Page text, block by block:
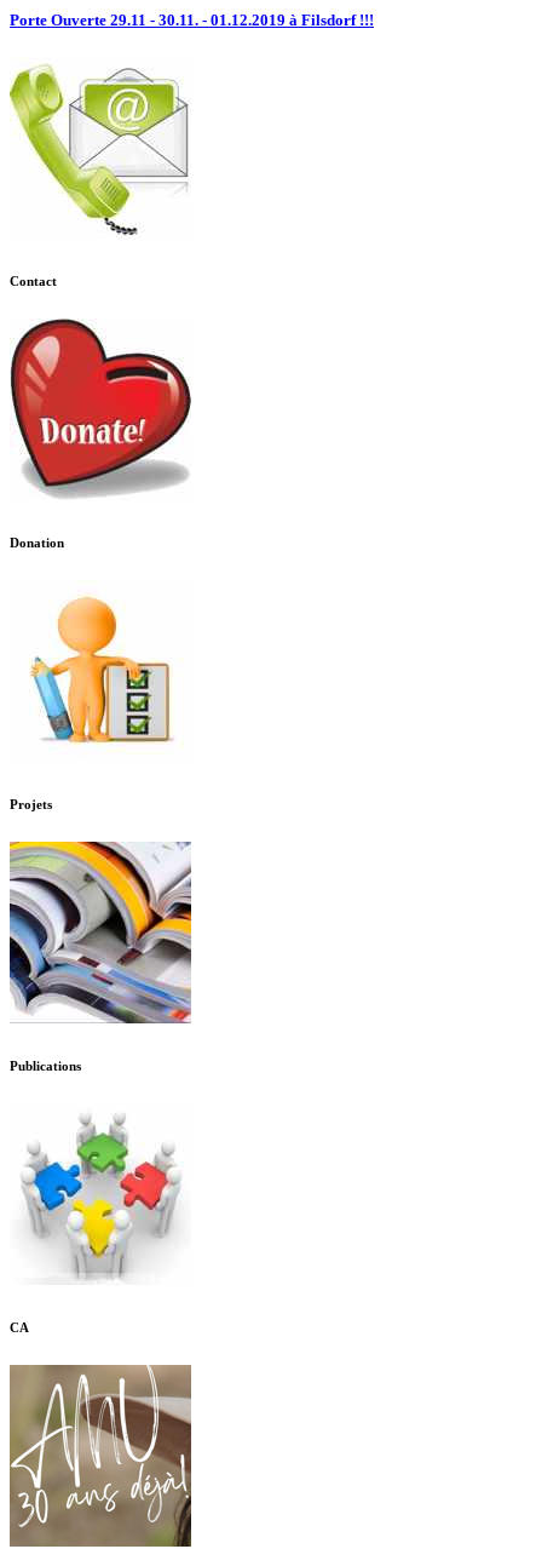
Porte Ouverte 29.11 - 30.11. - 01.12.2019 à Filsdorf !!!
Contact
Donation
Projets
Publications
CA